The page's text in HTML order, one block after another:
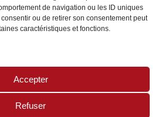
de navigation ou les ID uniques
ou de retirer son consentement peut
caractéristiques et fonctions.
Accepter
Refuser